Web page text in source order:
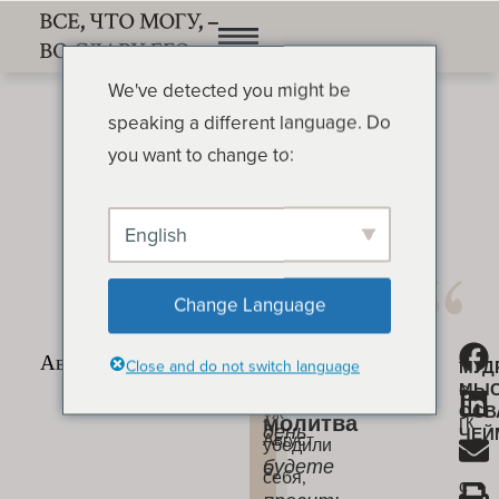
Крест и молитва
ОСВАЛЬД ЧЕЙМБЕРС
Крест
молитва
Август
6
«В
день
будете
слишком
уж
убедили
себя,
Л
е
гк
о
с
We've detected you might be
speaking a different language. Do
you want to change to:
English
Change Language
Close and do not switch language